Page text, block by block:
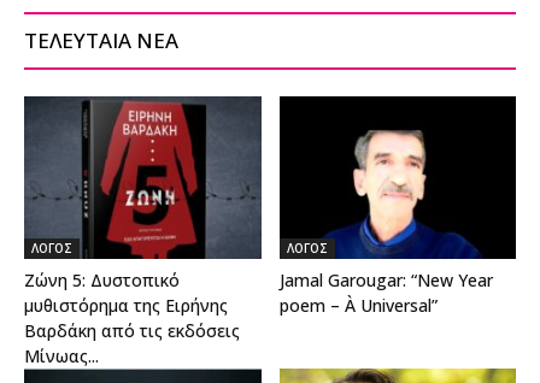
ΤΕΛΕΥΤΑΙΑ ΝΕΑ
ΛΟΓΟΣ
Ζώνη 5: Δυστοπικό
μυθιστόρημα της Ειρήνης
Βαρδάκη από τις εκδόσεις
Μίνωας...
ΛΟΓΟΣ
Jamal Garougar: “New Year
poem – À Universal”